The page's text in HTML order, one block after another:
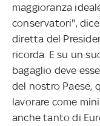
maggioranza
conservatori",
diretta del
ricorda. E su un
bagaglio deve
del nostro Paese,
lavorare come
anche tanto di